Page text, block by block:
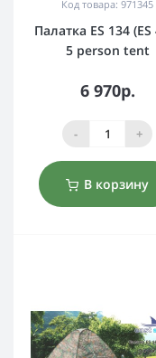
Код товара: 971345
Палатка ES 134 (ES
5 person tent
6 970р.
- +
В корзину